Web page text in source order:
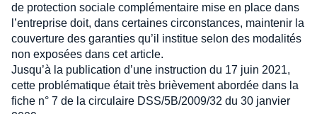
de protection sociale complémentaire mise en place dans
l’entreprise doit, dans certaines circonstances, maintenir la
couverture des garanties qu’il institue selon des modalités
non exposées dans cet article.
Jusqu’à la publication d’une instruction du 17 juin 2021,
cette problématique était très brièvement abordée dans la
fiche n° 7 de la circulaire DSS/5B/2009/32 du 30 janvier